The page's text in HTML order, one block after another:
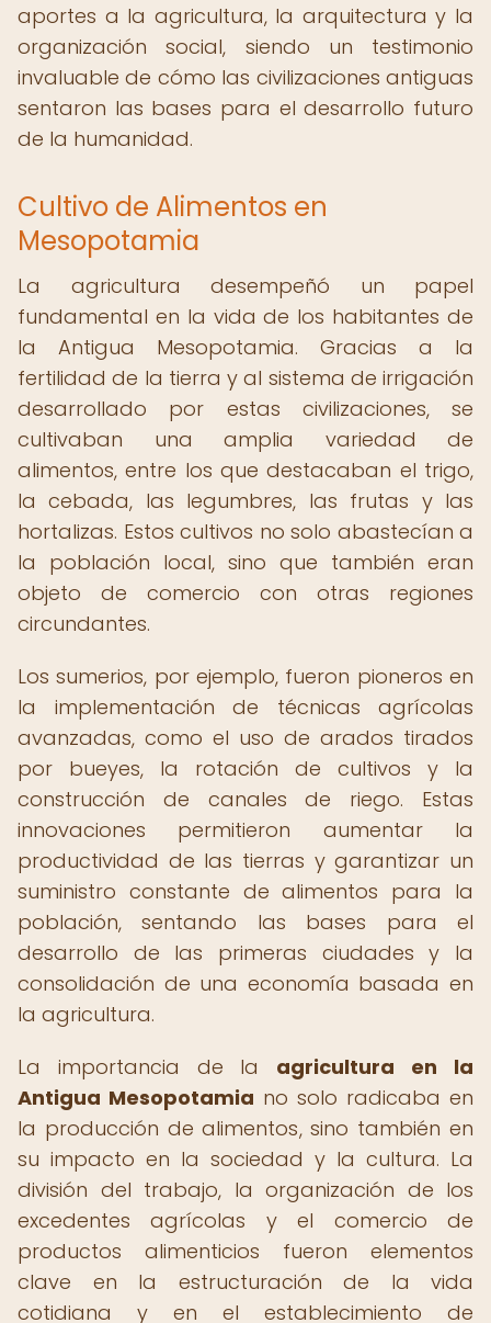
aportes a la agricultura, la arquitectura y la
organización social, siendo un testimonio
invaluable de cómo las civilizaciones antiguas
sentaron las bases para el desarrollo futuro
de la humanidad.
Cultivo de Alimentos en
Mesopotamia
La agricultura desempeñó un papel
fundamental en la vida de los habitantes de
la Antigua Mesopotamia. Gracias a la
fertilidad de la tierra y al sistema de irrigación
desarrollado por estas civilizaciones, se
cultivaban una amplia variedad de
alimentos, entre los que destacaban el trigo,
la cebada, las legumbres, las frutas y las
hortalizas. Estos cultivos no solo abastecían a
la población local, sino que también eran
objeto de comercio con otras regiones
circundantes.
Los sumerios, por ejemplo, fueron pioneros en
la implementación de técnicas agrícolas
avanzadas, como el uso de arados tirados
por bueyes, la rotación de cultivos y la
construcción de canales de riego. Estas
innovaciones permitieron aumentar la
productividad de las tierras y garantizar un
suministro constante de alimentos para la
población, sentando las bases para el
desarrollo de las primeras ciudades y la
consolidación de una economía basada en
la agricultura.
La importancia de la agricultura en la
Antigua Mesopotamia no solo radicaba en
la producción de alimentos, sino también en
su impacto en la sociedad y la cultura. La
división del trabajo, la organización de los
excedentes agrícolas y el comercio de
productos alimenticios fueron elementos
clave en la estructuración de la vida
cotidiana y en el establecimiento de